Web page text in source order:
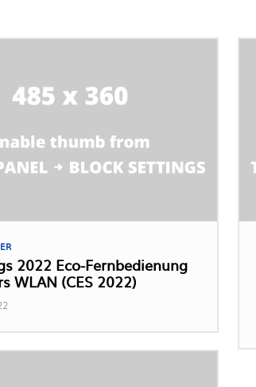
2022 Eco-Fernbedienung
WLAN (CES 2022)